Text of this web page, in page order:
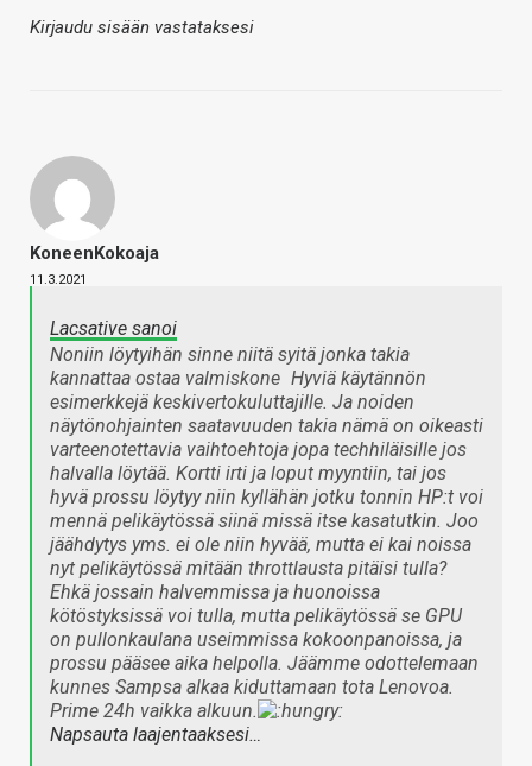
Kirjaudu sisään vastataksesi
KoneenKokoaja
11.3.2021
Lacsative sanoi
Noniin löytyihän sinne niitä syitä jonka takia
kannattaa ostaa valmiskone Hyviä käytännön
esimerkkejä keskivertokuluttajille. Ja noiden
näytönohjainten saatavuuden takia nämä on oikeasti
varteenotettavia vaihtoehtoja jopa techhiläisille jos
halvalla löytää. Kortti irti ja loput myyntiin, tai jos
hyvä prossu löytyy niin kyllähän jotku tonnin HP:t voi
mennä pelikäytössä siinä missä itse kasatutkin. Joo
jäähdytys yms. ei ole niin hyvää, mutta ei kai noissa
nyt pelikäytössä mitään throttlausta pitäisi tulla?
Ehkä jossain halvemmissa ja huonoissa
kötöstyksissä voi tulla, mutta pelikäytössä se GPU
on pullonkaulana useimmissa kokoonpanoissa, ja
prossu pääsee aika helpolla. Jäämme odottelemaan
kunnes Sampsa alkaa kiduttamaan tota Lenovoa.
Prime 24h vaikka alkuun.
Napsauta laajentaaksesi…